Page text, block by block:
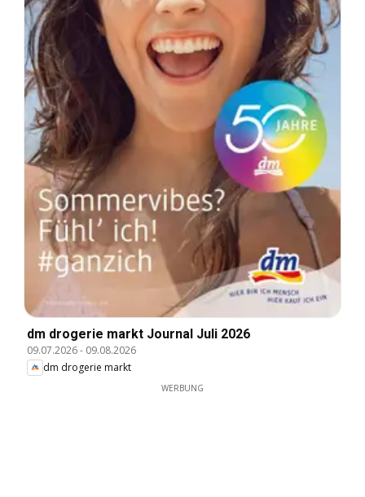
dm drogerie markt Journal Juli 2026
09.07.2026- 09.08.2026
dm drogerie markt
WERBUNG